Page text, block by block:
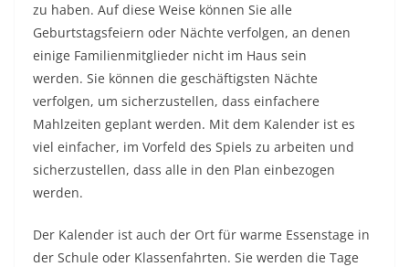
zu haben. Auf diese Weise können Sie alle
Geburtstagsfeiern oder Nächte verfolgen, an denen
einige Familienmitglieder nicht im Haus sein
werden. Sie können die geschäftigsten Nächte
verfolgen, um sicherzustellen, dass einfachere
Mahlzeiten geplant werden. Mit dem Kalender ist es
viel einfacher, im Vorfeld des Spiels zu arbeiten und
sicherzustellen, dass alle in den Plan einbezogen
werden.
Der Kalender ist auch der Ort für warme Essenstage in
der Schule oder Klassenfahrten. Sie werden die Tage